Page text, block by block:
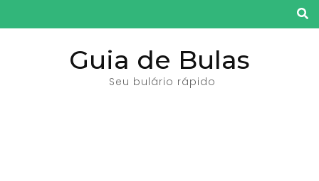
para
Guia de Bulas
Seu bulário rápido